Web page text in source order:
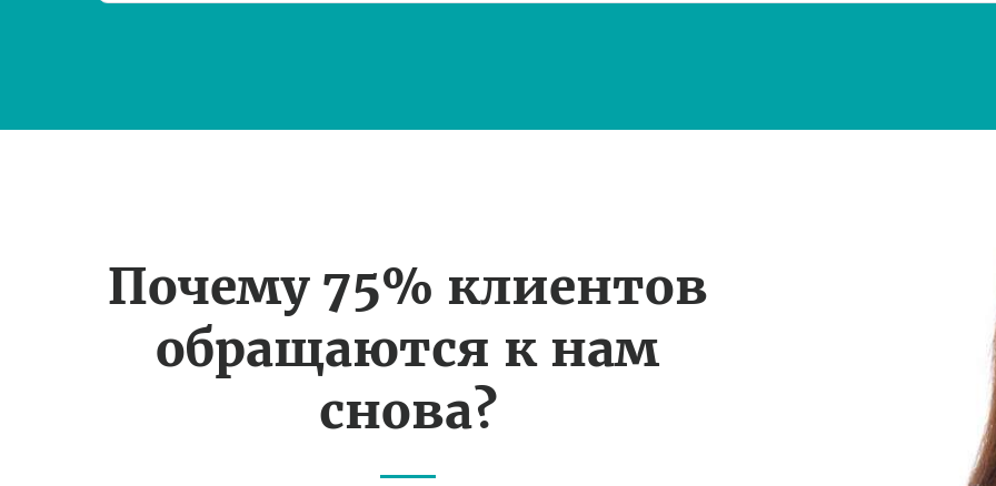
Почему 75% клиентов
обращаются к нам
снова?